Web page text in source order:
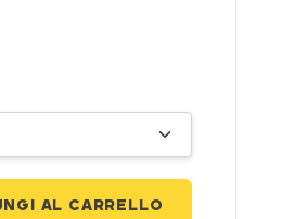
AGGIUNGI AL CARRELLO